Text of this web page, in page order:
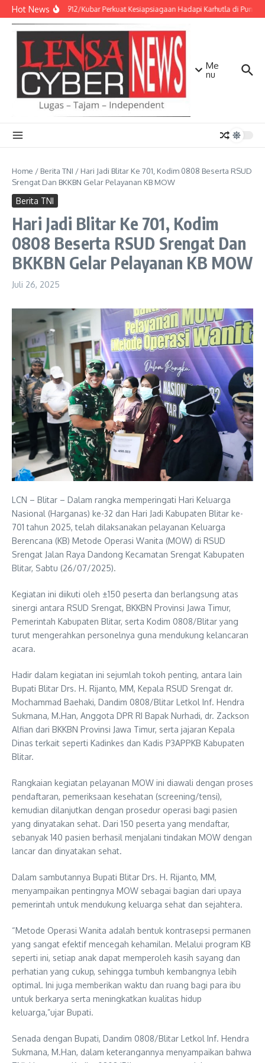
Lewati ke konten
Hot NewsKodim 0912/Kubar Perkuat Kesiapsiagaan Hadapi Karhutla di Puncak
Me
nu
Home / Berita TNI / Hari Jadi Blitar Ke 701, Kodim 0808 Beserta RSUD
Srengat Dan BKKBN Gelar Pelayanan KB MOW
Berita TNI
Hari Jadi Blitar Ke 701, Kodim
0808 Beserta RSUD Srengat Dan
BKKBN Gelar Pelayanan KB MOW
Juli 26, 2025
LCN – Blitar – Dalam rangka memperingati Hari Keluarga
Nasional (Harganas) ke-32 dan Hari Jadi Kabupaten Blitar ke-
701 tahun 2025, telah dilaksanakan pelayanan Keluarga
Berencana (KB) Metode Operasi Wanita (MOW) di RSUD
Srengat Jalan Raya Dandong Kecamatan Srengat Kabupaten
Blitar, Sabtu (26/07/2025).
Kegiatan ini diikuti oleh ±150 peserta dan berlangsung atas
sinergi antara RSUD Srengat, BKKBN Provinsi Jawa Timur,
Pemerintah Kabupaten Blitar, serta Kodim 0808/Blitar yang
turut mengerahkan personelnya guna mendukung kelancaran
acara.
Hadir dalam kegiatan ini sejumlah tokoh penting, antara lain
Bupati Blitar Drs. H. Rijanto, MM, Kepala RSUD Srengat dr.
Mochammad Baehaki, Dandim 0808/Blitar Letkol Inf. Hendra
Sukmana, M.Han, Anggota DPR RI Bapak Nurhadi, dr. Zackson
Alfian dari BKKBN Provinsi Jawa Timur, serta jajaran Kepala
Dinas terkait seperti Kadinkes dan Kadis P3APPKB Kabupaten
Blitar.
Rangkaian kegiatan pelayanan MOW ini diawali dengan proses
pendaftaran, pemeriksaan kesehatan (screening/tensi),
kemudian dilanjutkan dengan prosedur operasi bagi pasien
yang dinyatakan sehat. Dari 150 peserta yang mendaftar,
sebanyak 140 pasien berhasil menjalani tindakan MOW dengan
lancar dan dinyatakan sehat.
Dalam sambutannya Bupati Blitar Drs. H. Rijanto, MM,
menyampaikan pentingnya MOW sebagai bagian dari upaya
pemerintah untuk mendukung keluarga sehat dan sejahtera.
“Metode Operasi Wanita adalah bentuk kontrasepsi permanen
yang sangat efektif mencegah kehamilan. Melalui program KB
seperti ini, setiap anak dapat memperoleh kasih sayang dan
perhatian yang cukup, sehingga tumbuh kembangnya lebih
optimal. Ini juga memberikan waktu dan ruang bagi para ibu
untuk berkarya serta meningkatkan kualitas hidup
keluarga,”ujar Bupati.
Senada dengan Bupati, Dandim 0808/Blitar Letkol Inf. Hendra
Sukmana, M.Han, dalam keterangannya menyampaikan bahwa